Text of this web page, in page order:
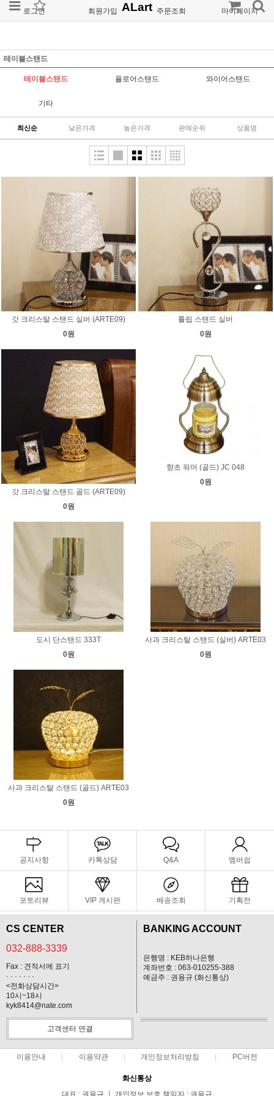
로그인 회원가입 주문조회 마이페이지
ALart
테이블스탠드
테이블스탠드 플로어스탠드 와이어스탠드
기타
최신순 낮은가격 높은가격 판매순위 상품명
갓 크리스탈 스탠드 실버 (ARTE09)
0원
튤립 스탠드 실버
0원
갓 크리스탈 스탠드 골드 (ARTE09)
0원
향초 워머 (골드) JC 048
0원
도시 단스탠드 333T
0원
사과 크리스탈 스탠드 (실버) ARTE03
0원
사과 크리스탈 스탠드 (골드) ARTE03
0원
공지사항 카톡상담 Q&A 멤버쉽
포토리뷰 VIP 게시판 배송조회 기획전
CS CENTER
032-888-3339
Fax : 견적서에 표기
· · · · · · ·
<전화상담시간>
10시~18시
kyk8414@nate.com
BANKING ACCOUNT
은행명 : KEB하나은행
계좌번호 : 063-010255-388
예금주 : 권용규 (화신통상)
고객센터 연결
이용안내 이용약관 개인정보처리방침 PC버전
화신통상
대표 : 권용규 ㅣ 개인정보 보호 책임자 : 권용규